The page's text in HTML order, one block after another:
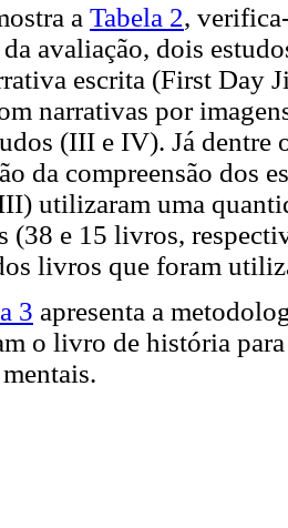
a Tabela 2,
da avaliação, dois
escrita (First Day
narrativas por
(III e IV). Já dentre
da compreensão dos
utilizaram uma
(38 e 15 livros,
livros que foram
3 apresenta a
o livro de história